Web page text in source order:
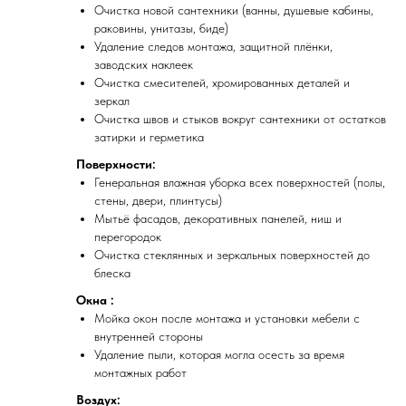
Очистка новой сантехники (ванны, душевые кабины,
раковины, унитазы, биде)
Удаление следов монтажа, защитной плёнки,
заводских наклеек
Очистка смесителей, хромированных деталей и
зеркал
Очистка швов и стыков вокруг сантехники от остатков
затирки и герметика
Поверхности:
Генеральная влажная уборка всех поверхностей (полы,
стены, двери, плинтусы)
Мытьё фасадов, декоративных панелей, ниш и
перегородок
Очистка стеклянных и зеркальных поверхностей до
блеска
Окна :
Мойка окон после монтажа и установки мебели с
внутренней стороны
Удаление пыли, которая могла осесть за время
монтажных работ
Воздух: